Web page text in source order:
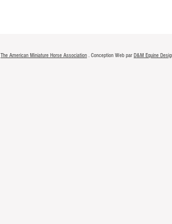
The American Miniature Horse Association . Conception Web par D&M Equine